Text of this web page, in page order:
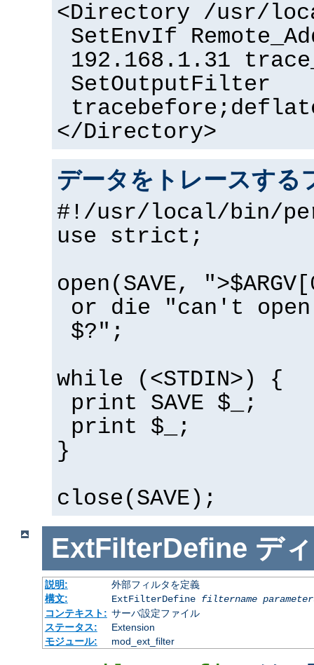
<Directory /usr/
SetEnvIf
192.168.1.31
SetOutputFilter
</Directory>
データをトレースする
#!/usr/local/bin/
use strict;
open(SAVE,
or die "can't open
$?";
while (<STDIN>) {
print SAVE $_;
print $_;
}
close(SAVE);
ExtFilterDefine デ
説明:
外部フィルタを定義
構文:
ExtFilterDefine filtername
コンテキスト: サーバ設定ファイル
ステータス:
Extension
モジュール:
mod_ext_filter